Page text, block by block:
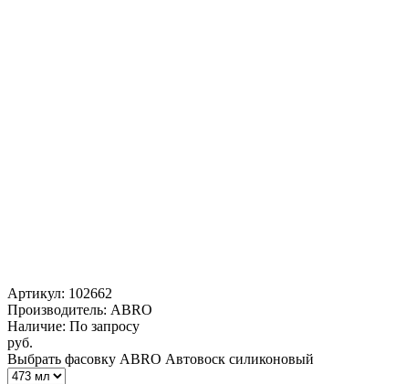
Артикул: 102662
Производитель: ABRO
Наличие: По запросу
руб.
Выбрать фасовку ABRO Автовоск силиконовый